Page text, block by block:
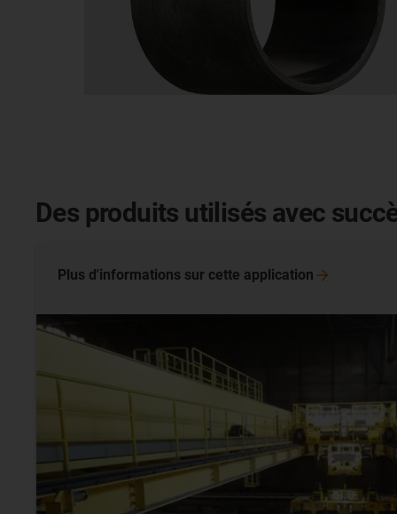
Des produits utilisés avec
Plus d'informations sur cette application